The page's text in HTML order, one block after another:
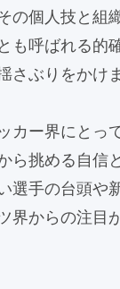
の個人技と組
呼ばれる的
さぶりをかけ
カー界にとっ
ら挑める自信
選手の台頭や
界からの注目